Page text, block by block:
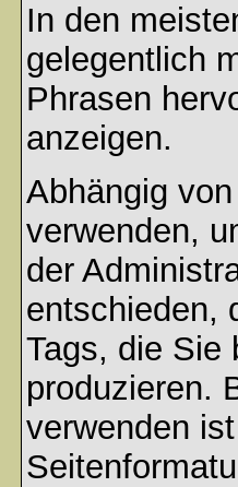
In den
gelegentlich
Phrasen
anzeigen.
Abhängig
verwenden,
der
entschieden,
Tags, die Sie
produzieren.
verwenden